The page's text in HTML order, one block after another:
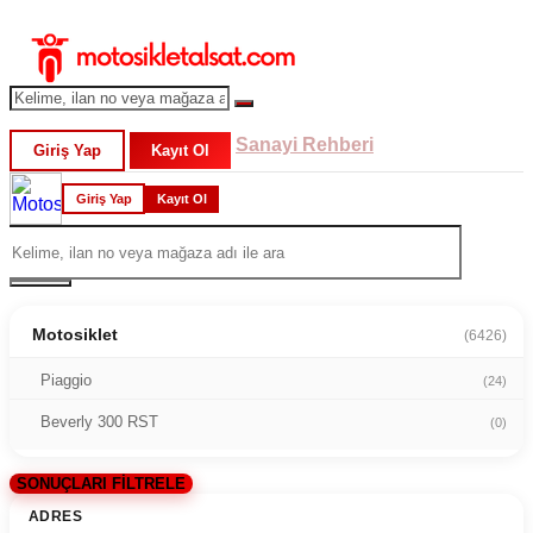
Giriş Yap Kayıt Ol Sanayi Rehberi
Giriş Yap Kayıt Ol
Motosiklet (6426)
Piaggio (24)
Beverly 300 RST (0)
SONUÇLARI FİLTRELE
ADRES